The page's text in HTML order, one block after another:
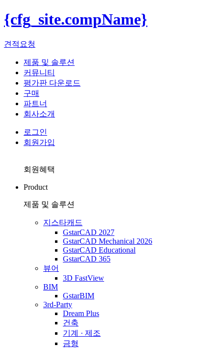
{cfg_site.compName}
견적요청
제품 및 솔루션
커뮤니티
평가판 다운로드
구매
파트너
회사소개
로그인
회원가입
회원혜택
Product
제품 및 솔루션
지스타캐드
GstarCAD 2027
GstarCAD Mechanical 2026
GstarCAD Educational
GstarCAD 365
뷰어
3D FastView
BIM
GstarBIM
3rd-Party
Dream Plus
건축
기계 · 제조
금형